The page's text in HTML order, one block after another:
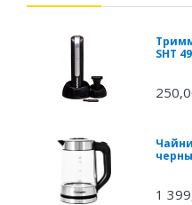
SHT
1